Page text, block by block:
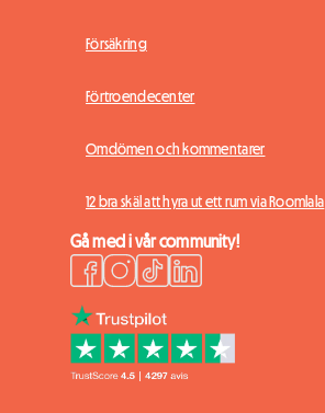
Försäkring
Förtroendecenter
Omdömen och kommentarer
12 bra skäl att hyra ut ett rum via Roomlala
Gå med i vår community!